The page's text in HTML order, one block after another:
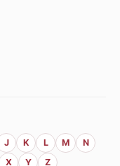
J K L M
N
X Y Z